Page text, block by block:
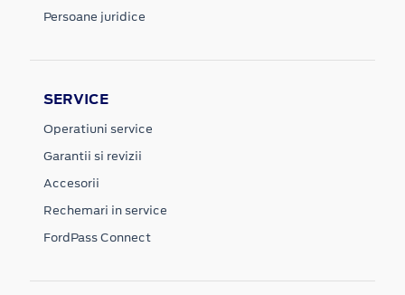
Persoane juridice
SERVICE
Operatiuni service
Garantii si revizii
Accesorii
Rechemari in service
FordPass Connect